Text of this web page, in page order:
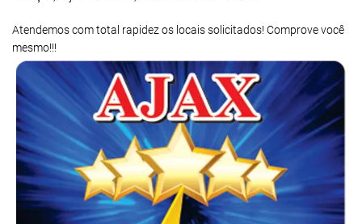
Atendemos com total rapidez os locais solicitados! Comprove você
mesmo!!!